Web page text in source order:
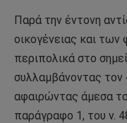
Παρά την έντονη
οικογένειας και των
περιπολικά στο
συλλαμβάνοντας τον
αφαιρώντας άμεσα
παράγραφο 1, του ν.